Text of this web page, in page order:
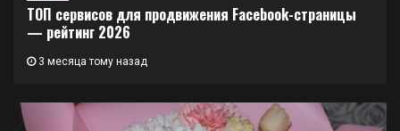
ТОП сервисов для продвижения Facebook-страницы
— рейтинг 2026
3 месяца тому назад